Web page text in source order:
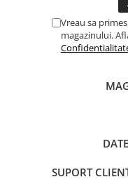
Vreau sa
magazinului.
SUPORT